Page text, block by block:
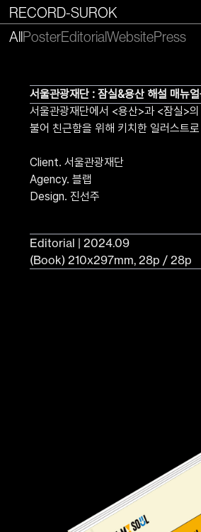
RECORD-SUROK
AllPosterEditorialWebsitePress
서울관광재단 : 잠실&용산 해설 매뉴
서울관광재단에서 <용산>과 <잠실>
불어 친근함을 위해 키치한 일러스트
Client. 서울관광재단
Agency. 블랩
Design. 진선주
Editorial | 2024.09
(Book) 210x297mm, 28p / 28p